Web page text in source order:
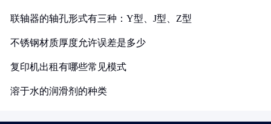
联轴器的轴孔形式有三种：Y型、J型、Z型
不锈钢材质厚度允许误差是多少
复印机出租有哪些常见模式
溶于水的润滑剂的种类